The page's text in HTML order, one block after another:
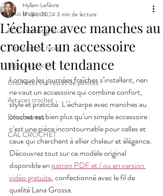
Tous les posts
PDF crochet gratuit
Tuto crochet facile
Idées au crochet
Crochetez vos restes de pelotes
Astuces crochet
Découvertes
CAL CROCHET
L’écharpe avec manches au
crochet : un accessoire
unique et tendance
Hyllam Lefèvre
17 déc. 20243 min de lecture
Lorsque les journées fraîches s’installent, rien
ne vaut un accessoire qui combine confort,
style et praticité. L’écharpe avec manches au
crochet est bien plus qu’un simple accessoire :
c’est une pièce incontournable pour celles et
ceux qui cherchent à allier chaleur et élégance.
Découvrez tout sur ce modèle original
disponible en patron PDF et / ou en version
vidéo gratuite, confectionné avec le fil de
qualité Lana Grossa.